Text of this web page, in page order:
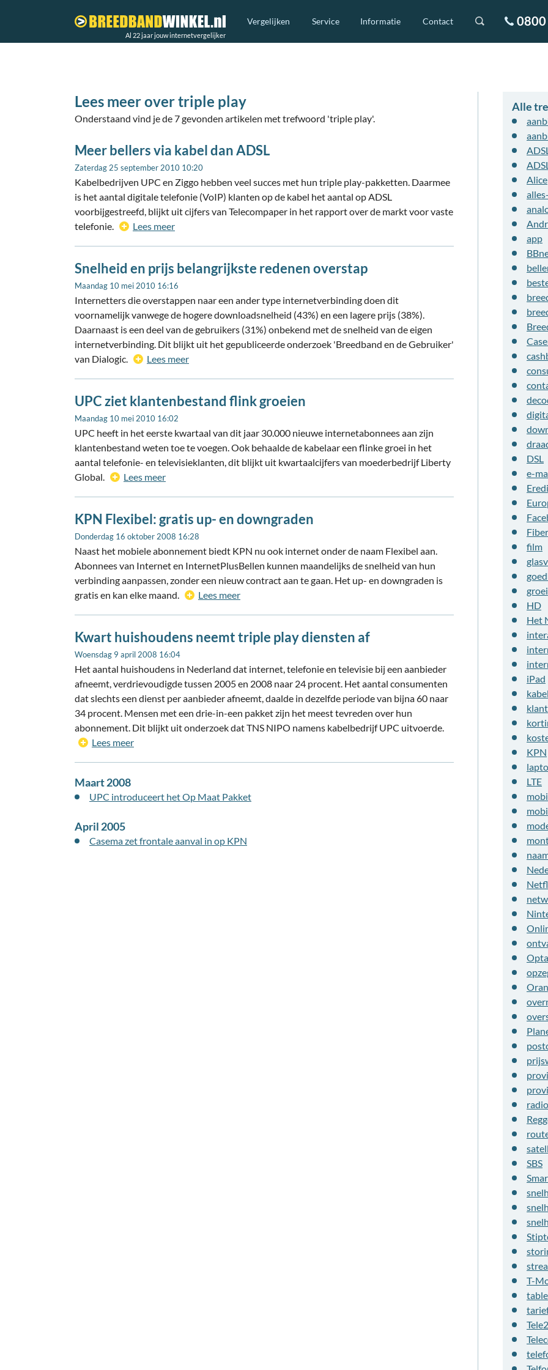
Al 22 jaar jouw internetvergelijker
Vergelijken Service Informatie Contact 0800
Lees meer over triple play
Onderstaand vind je de 7 gevonden artikelen met trefwoord 'triple play'.
Meer bellers via kabel dan ADSL
Zaterdag 25 september 2010 10:20
Kabelbedrijven UPC en Ziggo hebben veel succes met hun triple play-pakketten. Daarmee
is het aantal digitale telefonie (VoIP) klanten op de kabel het aantal op ADSL
voorbijgestreefd, blijkt uit cijfers van Telecompaper in het rapport over de markt voor vaste
telefonie.
Lees meer
Snelheid en prijs belangrijkste redenen overstap
Maandag 10 mei 2010 16:16
Internetters die overstappen naar een ander type internetverbinding doen dit
voornamelijk vanwege de hogere downloadsnelheid (43%) en een lagere prijs (38%).
Daarnaast is een deel van de gebruikers (31%) onbekend met de snelheid van de eigen
internetverbinding. Dit blijkt uit het gepubliceerde onderzoek 'Breedband en de Gebruiker'
van Dialogic.
Lees meer
UPC ziet klantenbestand flink groeien
Maandag 10 mei 2010 16:02
UPC heeft in het eerste kwartaal van dit jaar 30.000 nieuwe internetabonnees aan zijn
klantenbestand weten toe te voegen. Ook behaalde de kabelaar een flinke groei in het
aantal telefonie- en televisieklanten, dit blijkt uit kwartaalcijfers van moederbedrijf Liberty
Global.
Lees meer
KPN Flexibel: gratis up- en downgraden
Donderdag 16 oktober 2008 16:28
Naast het mobiele abonnement biedt KPN nu ook internet onder de naam Flexibel aan.
Abonnees van Internet en InternetPlusBellen kunnen maandelijks de snelheid van hun
verbinding aanpassen, zonder een nieuw contract aan te gaan. Het up- en downgraden is
gratis en kan elke maand.
Lees meer
Kwart huishoudens neemt triple play diensten af
Woensdag 9 april 2008 16:04
Het aantal huishoudens in Nederland dat internet, telefonie en televisie bij een aanbieder
afneemt, verdrievoudigde tussen 2005 en 2008 naar 24 procent. Het aantal consumenten
dat slechts een dienst per aanbieder afneemt, daalde in dezelfde periode van bijna 60 naar
34 procent. Mensen met een drie-in-een pakket zijn het meest tevreden over hun
abonnement. Dit blijkt uit onderzoek dat TNS NIPO namens kabelbedrijf UPC uitvoerde.
Lees meer
Maart 2008
UPC introduceert het Op Maat Pakket
April 2005
Casema zet frontale aanval in op KPN
Alle
Alice
app
DSL
e-
film
groei
HD
Het
iPad
kabel
KPN
LTE
Opta
radio
SBS
T-
Tele2